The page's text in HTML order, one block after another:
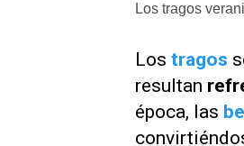
Los tragos
Los tragos
resultan
época, las